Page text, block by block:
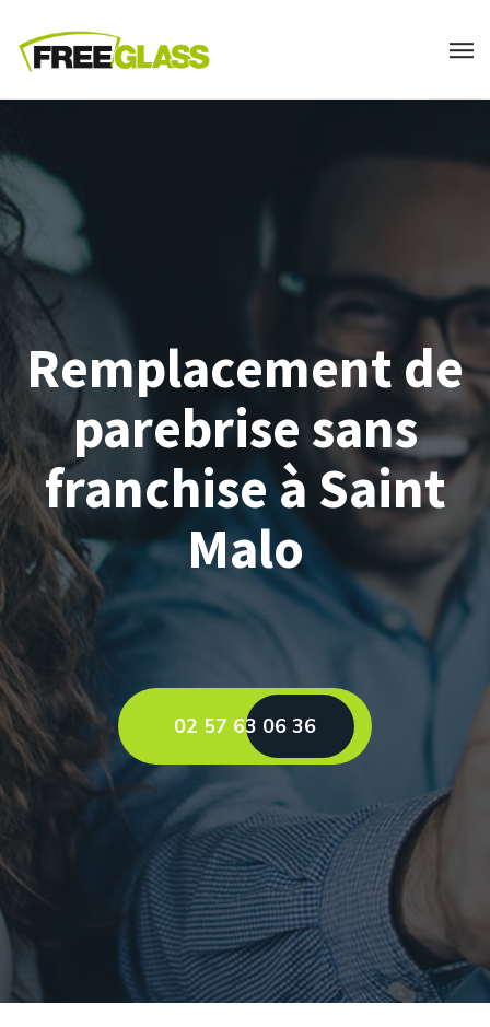
Remplacement de
parebrise sans
franchise à Saint
Malo
02 57 63 06 36